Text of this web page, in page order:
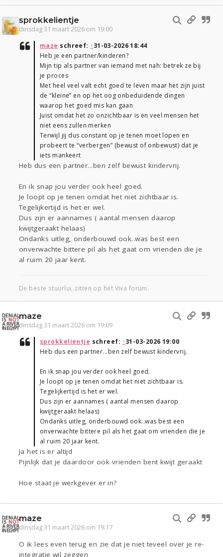
sprokkelientje
dinsdag 31 maart 2026 om 19:00
maze schreef: ↑31-03-2026 18:44
Heb je een partner/kinderen?
Mijn tip als partner van iemand met nah: betrek ze bij
je proces
Met heel veel valt echt goed te leven maar het zijn juist
de “kleine” en op het oog onbeduidende dingen
waarop het goed mis kan gaan
Juist omdat het zo onzichtbaar is en veel mensen het
niet eens zullen merken
Terwijl jij dus constant op je tenen moet lopen en
probeert te “verbergen” (bewust of onbewust) dat je
iets mankeert
Heb dus een partner...ben zelf bewust kindervrij.
En ik snap jou verder ook heel goed.
Je loopt op je tenen omdat het niet zichtbaar is.
Tegelijkertijd is het er wel.
Dus zijn er aannames ( aantal mensen daarop
kwijtgeraakt helaas)
Ondanks uitleg, onderbouwd ook..was best een
onverwachte bittere pil als het gaat om vrienden die je
al ruim 20 jaar kent.
De beste stuurlui, zitten op het Viva forum.
maze
dinsdag 31 maart 2026 om 19:09
sprokkelientje schreef: ↑31-03-2026 19:00
Heb dus een partner...ben zelf bewust kindervrij.
En ik snap jou verder ook heel goed.
Je loopt op je tenen omdat het niet zichtbaar is.
Tegelijkertijd is het er wel.
Dus zijn er aannames ( aantal mensen daarop
kwijtgeraakt helaas)
Ondanks uitleg, onderbouwd ook..was best een
onverwachte bittere pil als het gaat om vrienden die je
al ruim 20 jaar kent.
Ja het is er altijd
Pijnlijk dat je daardoor ook vrienden bent kwijt geraakt
Hoe staat je werkgever er in?
maze
dinsdag 31 maart 2026 om 19:17
O ik lees even terug en zie dat je niet teveel over je re-
integratie wil zeggen